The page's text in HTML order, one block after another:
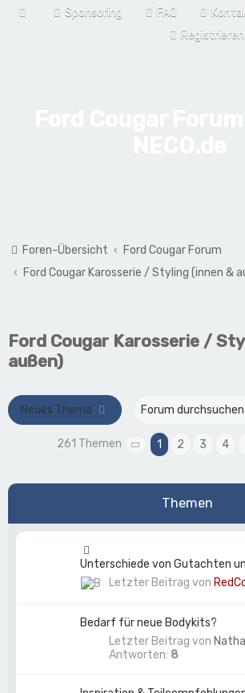
Sponsoring FAQ
Registrieren
Foren-Übersicht
Ford Cougar Forum
Ford Cougar Karosserie / Styling (innen &
Ford Cougar Karosserie /
außen)
Neues Thema
261 Themen Seite 1von18
1 2 3 4
Themen
Unterschiede von Gutachten
Letzter Beitrag von
Bedarf für neue Bodykits?
Letzter Beitrag von
Antworten: 8